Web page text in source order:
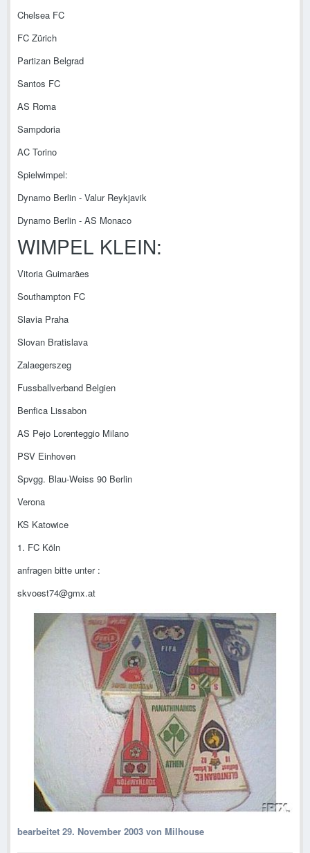
Chelsea FC
FC Zürich
Partizan Belgrad
Santos FC
AS Roma
Sampdoria
AC Torino
Spielwimpel:
Dynamo Berlin - Valur Reykjavik
Dynamo Berlin - AS Monaco
WIMPEL KLEIN:
Vitoria Guimaräes
Southampton FC
Slavia Praha
Slovan Bratislava
Zalaegerszeg
Fussballverband Belgien
Benfica Lissabon
AS Pejo Lorenteggio Milano
PSV Einhoven
Spvgg. Blau-Weiss 90 Berlin
Verona
KS Katowice
1. FC Köln
anfragen bitte unter :
skvoest74@gmx.at
bearbeitet 29. November 2003 von Milhouse